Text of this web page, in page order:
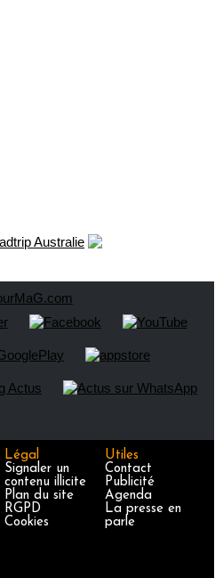
Légal
Signaler un
contenu illicite
Plan du site
RGPD
Cookies
Utiles
Contact
Publicité
Agenda
La presse en
parle